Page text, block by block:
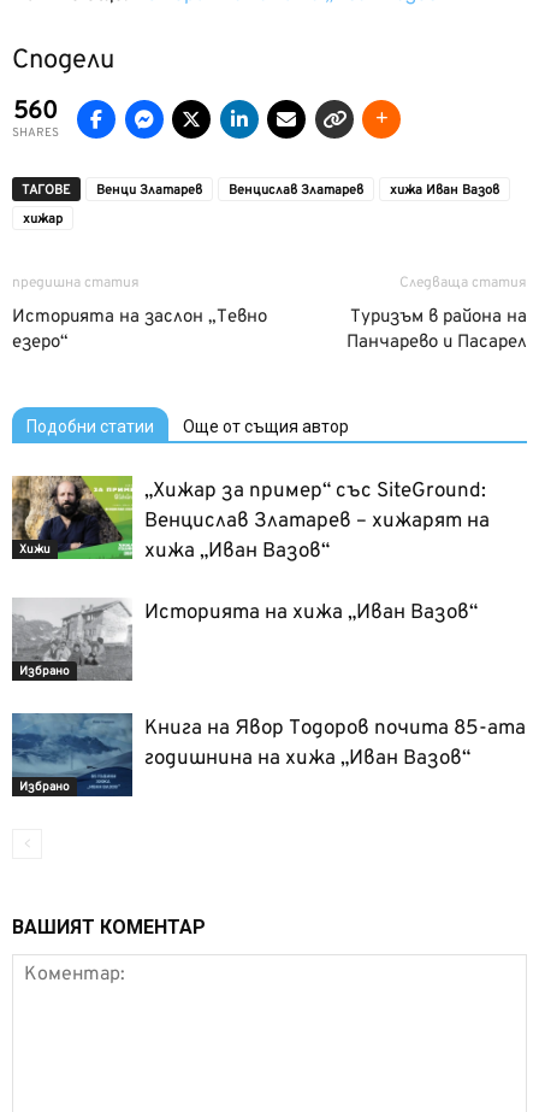
Сподели
560
SHARES
ТАГОВЕ Венци Златарев Венцислав Златарев
хижа Иван Вазов
хижар
предишна статия
Историята на заслон „Тевно
езеро“
Следваща статия
Туризъм в района на
Панчарево и Пасарел
Подобни статии Още от същия автор
Хижи
„Хижар за пример“ със SiteGround:
Венцислав Златарев – хижарят на
хижа „Иван Вазов“
Избрано
Историята на хижа „Иван Вазов“
Избрано
Книга на Явор Тодоров почита 85-ата
годишнина на хижа „Иван Вазов“
ВАШИЯТ КОМЕНТАР